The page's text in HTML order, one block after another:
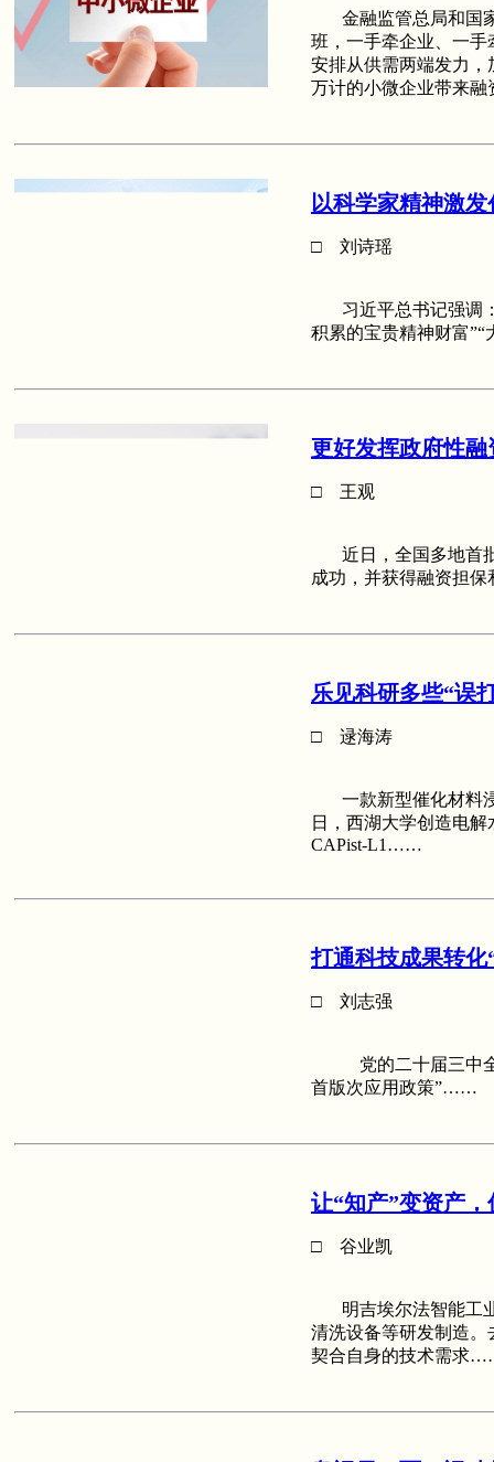
金融监管总局和国家
班，一手牵企业、一
安排从供需两端发力
万计的小微企业带来
以科学家精神激
□ 刘诗瑶
习近平总书记强调：
积累的宝贵精神财富
更好发挥政府性
□ 王观
近日，全国多地首批
成功，并获得融资担
乐见科研多些“误
□ 逯海涛
一款新型催化材料浸
日，西湖大学创造电
CAPist-L1……
打通科技成果转化
□ 刘志强
党的二十届三中全会
首版次应用政策”……
让“知产”变资产
□ 谷业凯
明吉埃尔法智能工业
清洗设备等研发制造
契合自身的技术需求